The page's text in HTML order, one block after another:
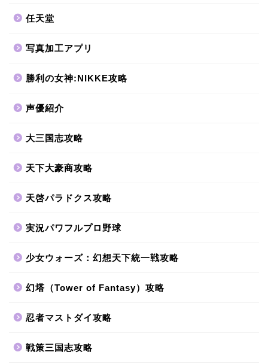
任天堂
写真加工アプリ
勝利の女神:NIKKE攻略
声優紹介
大三国志攻略
天下大豪商攻略
天啓パラドクス攻略
実況パワフルプロ野球
少女ウォーズ：幻想天下統一戦攻略
幻塔（Tower of Fantasy）攻略
忍者マストダイ攻略
戦策三国志攻略